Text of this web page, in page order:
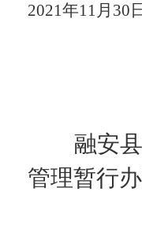
2021年11月 30 日
融安
管理暂行